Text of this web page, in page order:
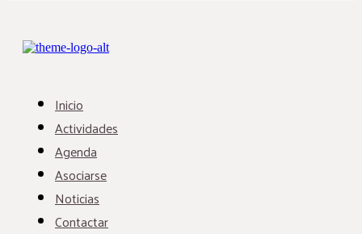
Inicio
Actividades
Agenda
Asociarse
Noticias
Contactar